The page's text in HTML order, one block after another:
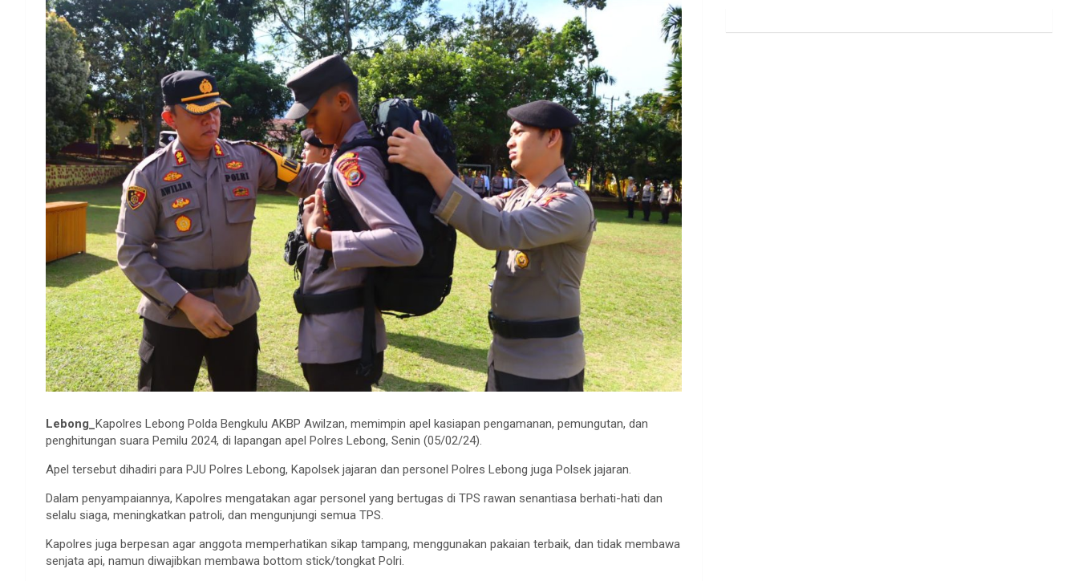
Lebong_ Kapolres Lebong Polda Bengkulu AKBP Awilzan, memimpin apel kasiapan pengamanan, pemungutan, dan
penghitungan suara Pemilu 2024, di lapangan apel Polres Lebong, Senin (05/02/24).
Apel tersebut dihadiri para PJU Polres Lebong, Kapolsek jajaran dan personel Polres Lebong juga Polsek jajaran.
Dalam penyampaiannya, Kapolres mengatakan agar personel yang bertugas di TPS rawan senantiasa berhati-hati dan
selalu siaga, meningkatkan patroli, dan mengunjungi semua TPS.
Kapolres juga berpesan agar anggota memperhatikan sikap tampang, menggunakan pakaian terbaik, dan tidak membawa
senjata api, namun diwajibkan membawa bottom stick/tongkat Polri.